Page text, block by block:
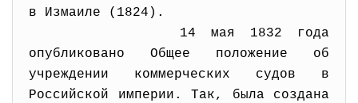
в Измаиле (1824).
14 мая 1832 года
опубликовано Общее положение об
учреждении коммерческих судов в
Российской империи. Так, была создана